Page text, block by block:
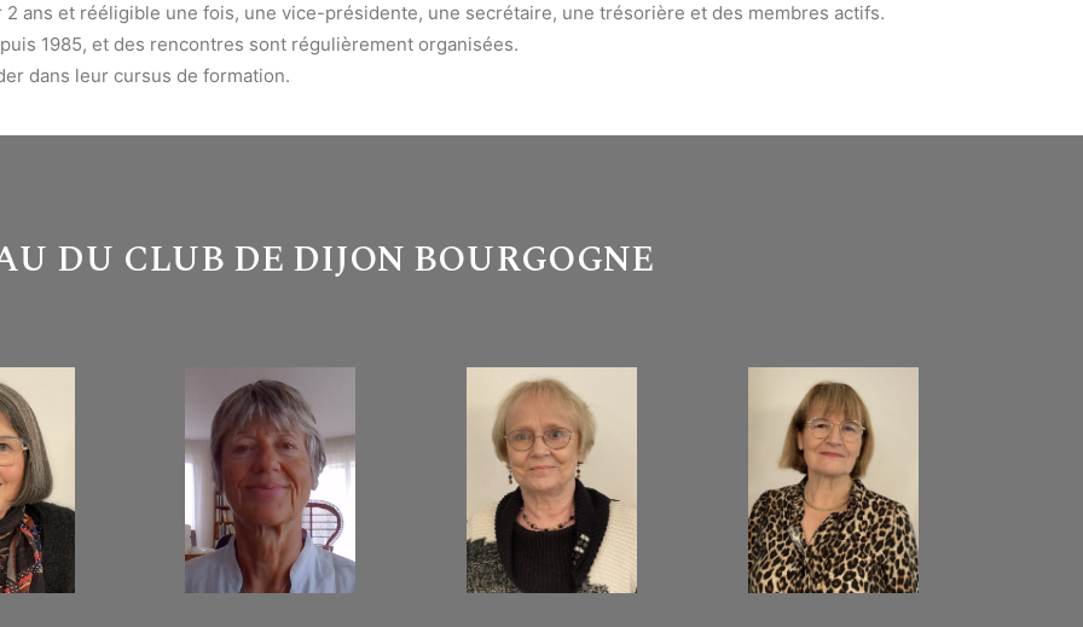
ans et rééligible une fois, une vice-présidente, une secrétaire, une trésorière et des membres actifs.
1985, et des rencontres sont régulièrement organisées.
dans leur cursus de formation.
DU CLUB DE DIJON BOURGOGNE